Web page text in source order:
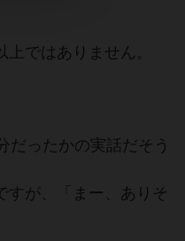
上ではありません。
だったかの実話だそう
すが、「まー、ありそ